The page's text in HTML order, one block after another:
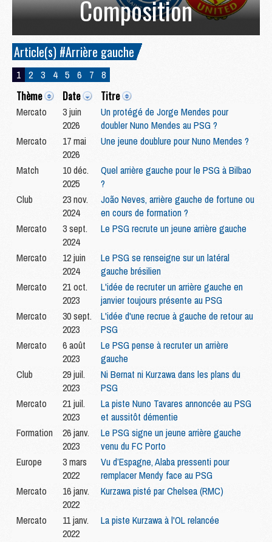
Composition
Article(s) #Arrière gauche
1 2 3 4 5 6 7 8
Thème Date Titre
Mercato
3 juin
2026
Un protégé de Jorge Mendes pour
doubler Nuno Mendes au PSG ?
Mercato
17 mai
2026
Une jeune doublure pour Nuno Mendes ?
Match
10 déc.
2025
Quel arrière gauche pour le PSG à Bilbao
?
Club
23 nov.
2024
João Neves, arrière gauche de fortune ou
en cours de formation ?
Mercato
3 sept.
2024
Le PSG recrute un jeune arrière gauche
Mercato
12 juin
2024
Le PSG se renseigne sur un latéral
gauche brésilien
Mercato
21 oct.
2023
L'idée de recruter un arrière gauche en
janvier toujours présente au PSG
Mercato
30 sept.
2023
L'idée d'une recrue à gauche de retour au
PSG
Mercato
6 août
2023
Le PSG pense à recruter un arrière
gauche
Club
29 juil.
2023
Ni Bernat ni Kurzawa dans les plans du
PSG
Mercato
21 juil.
2023
La piste Nuno Tavares annoncée au PSG
et aussitôt démentie
Formation
26 janv.
2023
Le PSG signe un jeune arrière gauche
venu du FC Porto
Europe
3 mars
2022
Vu d’Espagne, Alaba pressenti pour
remplacer Mendy face au PSG
Mercato
16 janv.
2022
Kurzawa pisté par Chelsea (RMC)
Mercato
11 janv.
2022
La piste Kurzawa à l'OL relancée